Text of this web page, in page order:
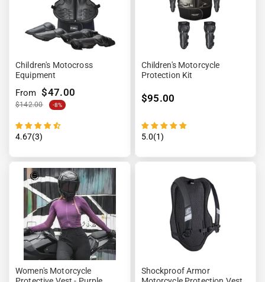
Children's Motocross
Equipment
From $47.00
$142.00 -8%
4.67(3)
Children's Motorcycle
Protection Kit
$95.00
5.0(1)
Women's Motorcycle
Shockproof Armor